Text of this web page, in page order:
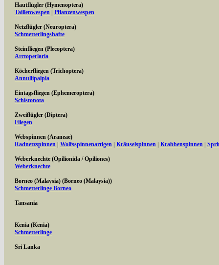
Hautflügler (Hymenoptera)
Taillenwespen
Pflanzenwespen
Netzflügler (Neuroptera)
Schmetterlingshafte
Steinfliegen (Plecoptera)
Arctoperlaria
Köcherfliegen (Trichoptera)
Annullipalpia
Eintagsfliegen (Ephemeroptera)
Schistonota
Zweiflügler (Diptera)
Fliegen
Webspinnen (Araneae)
Radnetzspinnen
Wolfsspinnenartigen Kräuselspinnen Krabbenspinnen
Weberknechte (Opilionida / Opiliones)
Weberknechte
Borneo (Malaysia) (Borneo (Malaysia))
Schmetterlinge Borneo
Tansania
Kenia (Kenia)
Schmetterlinge
Sri Lanka